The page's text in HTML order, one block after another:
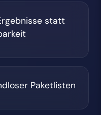
statt
Paketlisten